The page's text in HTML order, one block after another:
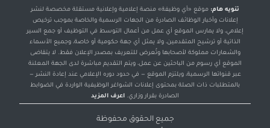
تنويه هام: موقع «أي وظيفة» منصة إعلامية وإعلانية مستقلة مخصصة لنشر
إعلانات وأخبار الوظائف الصادرة من الجهات الرسمية والخاصة بموجب ترخيص
إعلامي، ولا يمارس الموقع أي عمل من أعمال التوسط في التوظيف أو جمع السير
الذاتية أو ترشيح المتقدمين، ولا يمثل أي جهة حكومية أو خاصة، وجميع الأسماء
والشعارات مملوكة لأصحابها وتُعرض للتعريف بمصدر الإعلان فقط. لا يتقاضى
الموقع أي رسوم من الباحثين عن عمل، ويتم التقديم مباشرة لدى الجهة المعلنة
عبر قنواتها الرسمية، ويلتزم الموقع — في حدود دوره الإعلامي عند إعادة النشر —
بالمتطلبات ذات الصلة بمحتوى إعلانات الشواغر الوظيفية الواردة في الضوابط
الصادرة بقرار وزاري. اعرف المزيد
جميع الحقوق محفوظة